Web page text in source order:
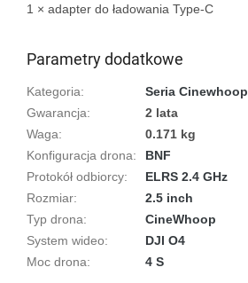
1 × adapter do ładowania Type-C
Parametry dodatkowe
Kategoria:
Seria Cinewhoop
Gwarancja:
2 lata
Waga:
0.171 kg
Konfiguracja drona:
BNF
Protokół odbiorcy:
ELRS 2.4 GHz
Rozmiar:
2.5 inch
Typ drona:
CineWhoop
System wideo:
DJI O4
Moc drona: 4 S